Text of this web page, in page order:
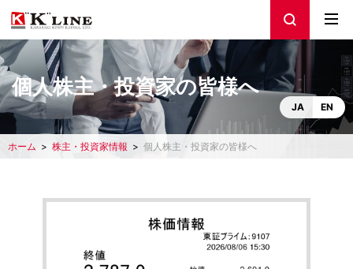
個人株主・投資家の皆様へ
JA EN
ホーム 株主・投資家情報 個人株主・投資家の皆様へ